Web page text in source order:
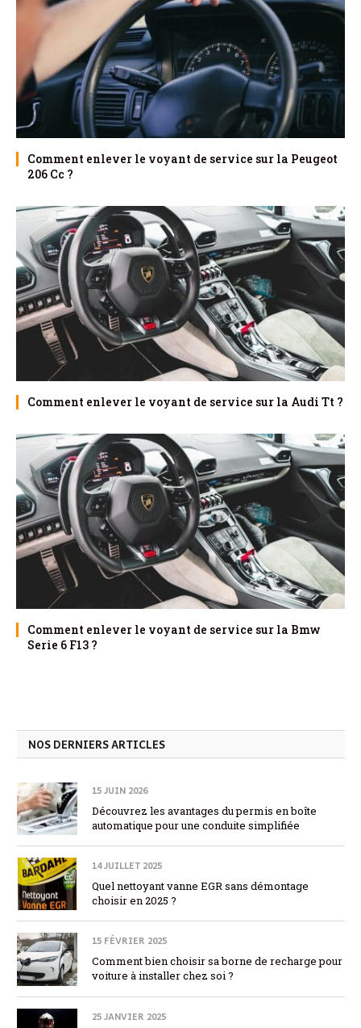
Comment enlever le voyant de service sur la Peugeot
206 Cc ?
Comment enlever le voyant de service sur la Audi Tt ?
Comment enlever le voyant de service sur la Bmw
Serie 6 F13 ?
NOS DERNIERS ARTICLES
15 JUIN 2026
Découvrez les avantages du permis en boîte
automatique pour une conduite simplifiée
14 JUILLET 2025
Quel nettoyant vanne EGR sans démontage
choisir en 2025 ?
15 FÉVRIER 2025
Comment bien choisir sa borne de recharge pour
voiture à installer chez soi ?
25 JANVIER 2025